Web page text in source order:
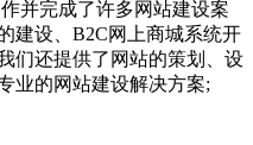
并完成了许多网站建设案
建设、B2C网上商城系统开
们还提供了网站的策划、设
业的网站建设解决方案;